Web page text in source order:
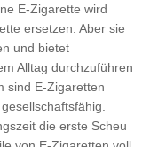
E-Zigarette wird
ersetzen. Aber sie
und bietet
Alltag durchzuführen
sind E-Zigaretten
die erste Scheu